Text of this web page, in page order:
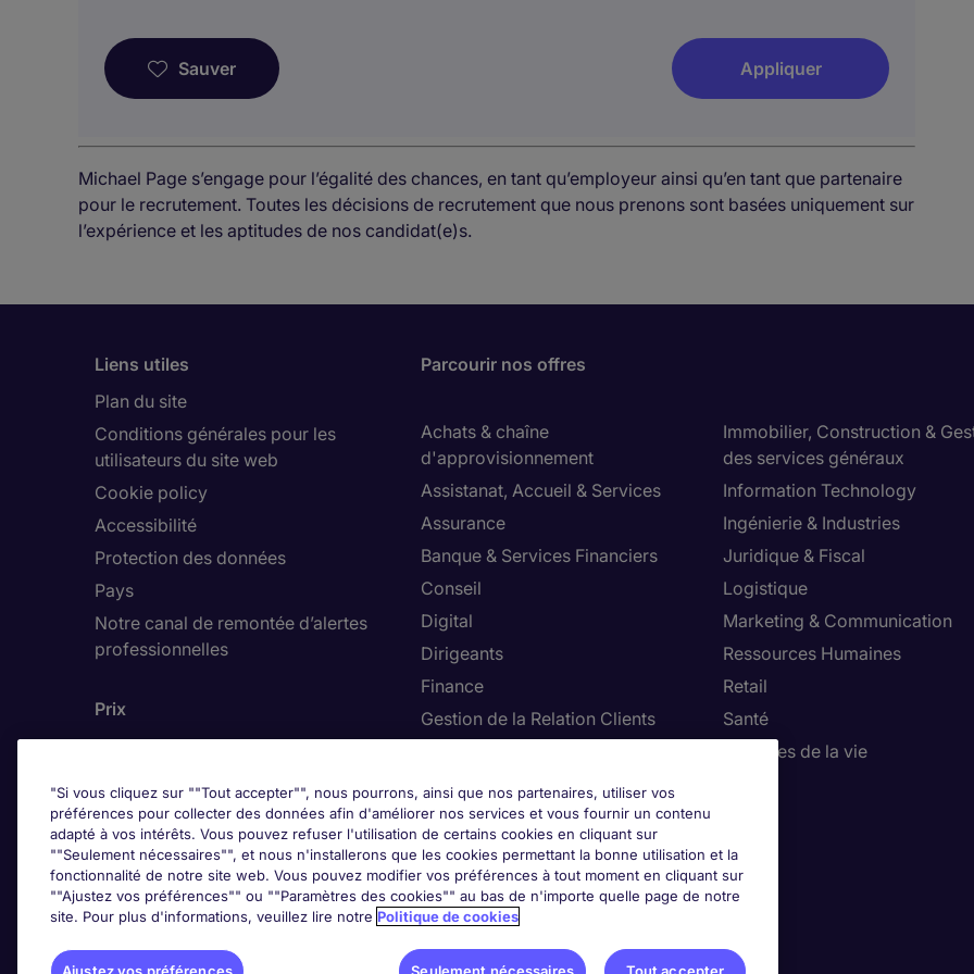
Sauver Appliquer
Michael Page s’engage pour l’égalité des chances, en tant qu’employeur ainsi qu’en tant que partenaire
pour le recrutement. Toutes les décisions de recrutement que nous prenons sont basées uniquement sur
l’expérience et les aptitudes de nos candidat(e)s.
Liens utiles
Plan du site
Conditions générales pour les
utilisateurs du site web
Cookie policy
Accessibilité
Protection des données
Pays
Notre canal de remontée d’alertes
professionnelles
Prix
Parcourir nos offres
Achats & chaîne
d'approvisionnement
Assistanat, Accueil & Services
Assurance
Banque & Services Financiers
Conseil
Digital
Dirigeants
Finance
Gestion de la Relation Clients
Immobilier, Construction &
des services généraux
Information Technology
Ingénierie & Industries
Juridique & Fiscal
Logistique
Marketing & Communication
Ressources Humaines
Retail
Santé
Sciences de la vie
Trends
"Si vous cliquez sur ""Tout accepter"", nous pourrons, ainsi que nos partenaires, utiliser vos
préférences pour collecter des données afin d'améliorer nos services et vous fournir un contenu
adapté à vos intérêts. Vous pouvez refuser l'utilisation de certains cookies en cliquant sur
""Seulement nécessaires"", et nous n'installerons que les cookies permettant la bonne utilisation et la
fonctionnalité de notre site web. Vous pouvez modifier vos préférences à tout moment en cliquant sur
""Ajustez vos préférences"" ou ""Paramètres des cookies"" au bas de n'importe quelle page de notre
site. Pour plus d'informations, veuillez lire notre Politique de cookies